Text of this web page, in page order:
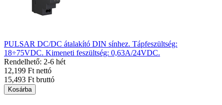
PULSAR DC/DC átalakító DIN sínhez. Tápfeszültség:
18÷75VDC. Kimeneti feszültség: 0,63A/24VDC.
Rendelhető: 2-6 hét
12,199 Ft nettó
15,493 Ft bruttó
Kosárba